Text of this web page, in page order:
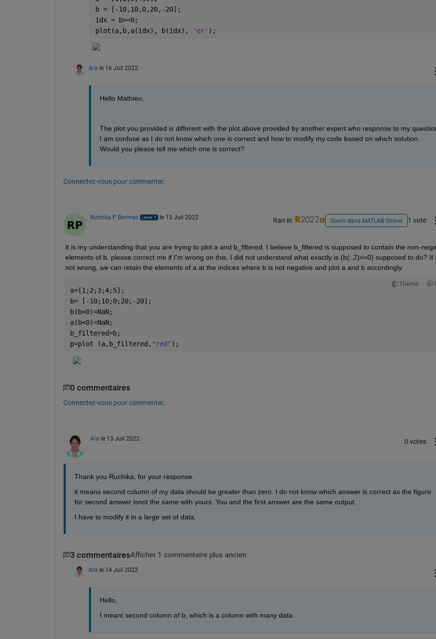
b = [-10,10,0,20,-20];
idx = b>=0;
plot(a,b,a(idx), b(idx),
'or' );
Ara le 16 Juil 2022
Hello Mathieu,
The plot you provided is different with the plot above provided by another expert who response to my
I am confuse as I do not know which one is correct and how to modify my code based on which solution.
Would you please tell me which one is correct?
Connectez-vous pour commenter.
Ruchika P Barman le 13 Juil 2022 Ran in: Ouvrir dans MATLAB Online 1 vote
It is my understanding that you are trying to plot a and b_filtered. I believe b_filtered is supposed to contain the non-
elements of b, please correct me if I'm wrong on this, I did not understand what exactly is (b(:,2)>=0) supposed to do? If
not wrong, we can retain the elements of a at the indices where b is not negative and plot a and b accordingly.
Theme
a=[1;2;3;4;5];
b= [-10;10;0;20;-20];
b(b<0)=NaN;
a(b<0)=NaN;
b_filtered=b;
p=plot (a,b_filtered, "red" );
0 commentaires
Connectez-vous pour commenter.
Ara le 13 Juil 2022 0 votes
Thank you Ruchika, for your response.
it means second column of my data should be greater than zero. I do not know which answer is correct as the figure
for second answer isnot the same with yours. You and the first answer are the same output.
I have to modify it in a large set of data.
3 commentairesAfficher 1 commentaire plus ancien
Ara le 14 Juil 2022
Hello,
I meant second column of b, which is a column with many data.